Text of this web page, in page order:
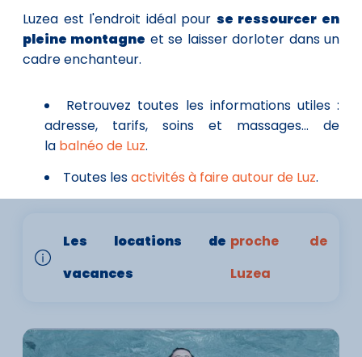
Luzea est l'endroit idéal pour se ressourcer en
pleine montagne et se laisser dorloter dans un
cadre enchanteur.
Retrouvez toutes les informations utiles :
adresse, tarifs, soins et massages... de
la balnéo de Luz.
Toutes lesactivités à faire autour de Luz.
Les locations de
vacances
proche de
Luzea